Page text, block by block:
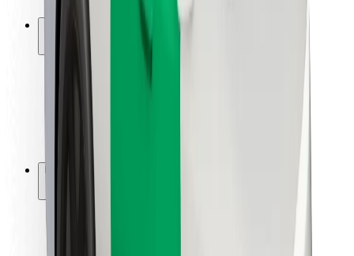
Maabara ya usalama
Maeneo
Suluhisho za miji
Viwanja vya ndege
Maeneo ya Kuchajia ya Bolt
Usaidizi
Kwa abiria